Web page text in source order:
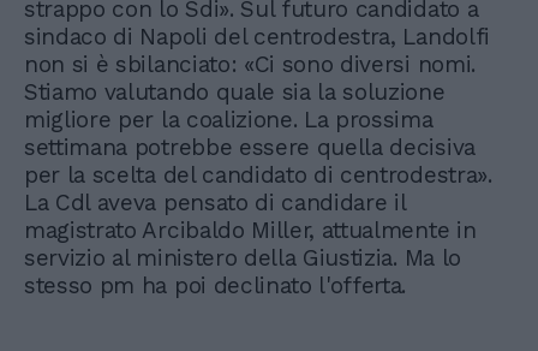
strappo con lo Sdi». Sul futuro candidato a
sindaco di Napoli del centrodestra, Landolfi
non si è sbilanciato: «Ci sono diversi nomi.
Stiamo valutando quale sia la soluzione
migliore per la coalizione. La prossima
settimana potrebbe essere quella decisiva
per la scelta del candidato di centrodestra».
La Cdl aveva pensato di candidare il
magistrato Arcibaldo Miller, attualmente in
servizio al ministero della Giustizia. Ma lo
stesso pm ha poi declinato l'offerta.